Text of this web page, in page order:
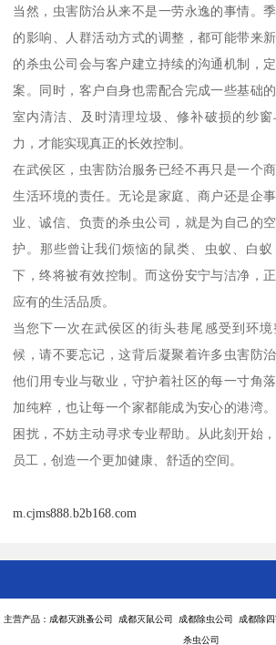
当然，虫害防治从来不是一劳永逸的事情。
的影响、人群活动方式的调整，都可能带来
的杀虫公司会与客户建立持续的沟通机制，
案。同时，客户自身也需配合完成一些基础
室内清洁、及时清理垃圾、修补破损的纱
力，才能实现真正的长效控制。
在武侯区，虫害防治服务已经不再只是一个
生活环境的责任。无论是家庭、商户还是企
业、诚信、负责的杀虫公司，就是为自己的
护。那些曾让我们烦恼的鼠类、虫蚁、白
下，终将被有效控制。而这份安宁与洁净，
应有的生活品质。
当您下一次在武侯区的街头巷尾感受到环
候，请不要忘记，这背后凝聚着许多虫害防
他们用专业与敬业，守护着社区的每一寸角
加纯粹，也让每一个家都能成为安心的港湾
困扰，不妨主动寻求专业帮助。从此刻开始
员工，创造一个更加健康、舒适的空间。
m.cjms888.b2b168.com
主营产品：成都灭跳蚤公司 成都灭鼠公司 成都除虫公司 成都除
杀虫公司